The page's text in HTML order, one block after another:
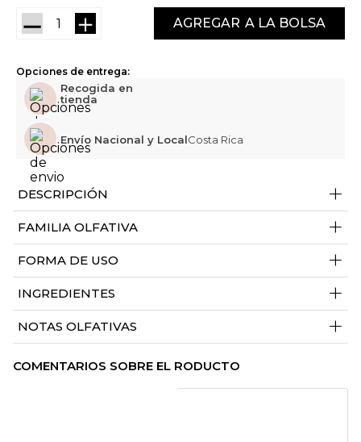
＋
－ AGREGAR
Opciones de entrega:
Recogida en
tienda
Envío Nacional y LocalCosta Rica
DESCRIPCIÓN +
FAMILIA OLFATIVA +
FORMA DE USO +
INGREDIENTES +
NOTAS OLFATIVAS +
COMENTARIOS SOBRE EL RODUCTO